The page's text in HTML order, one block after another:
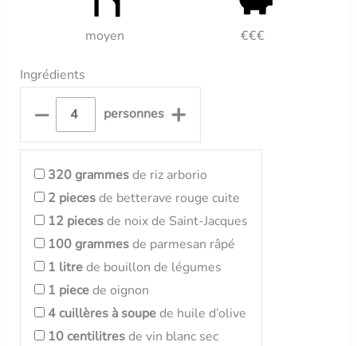
moyen €€€
Ingrédients
– personnes +
320grammesde riz arborio
2 piecesde betterave rouge cuite
12 piecesde noix de Saint-Jacques
100grammesde parmesan râpé
1 litrede bouillon de légumes
1 piecede oignon
4cuillères à soupede huile d’olive
10centilitresde vin blanc sec